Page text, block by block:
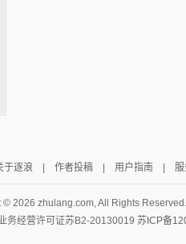
于逐浪 作者投稿| 用户指南 服
© 2026 zhulang.com, All Rights
务经营许可证苏B2-20130019 苏ICP备